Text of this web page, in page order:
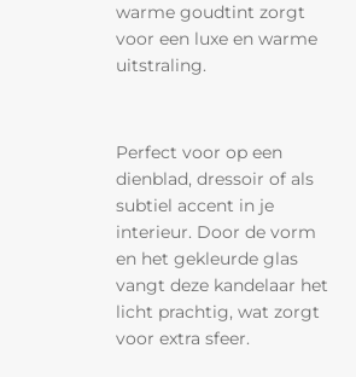
warme goudtint zorgt
voor een luxe en warme
uitstraling.
Perfect voor op een
dienblad, dressoir of als
subtiel accent in je
interieur. Door de vorm
en het gekleurde glas
vangt deze kandelaar het
licht prachtig, wat zorgt
voor extra sfeer.